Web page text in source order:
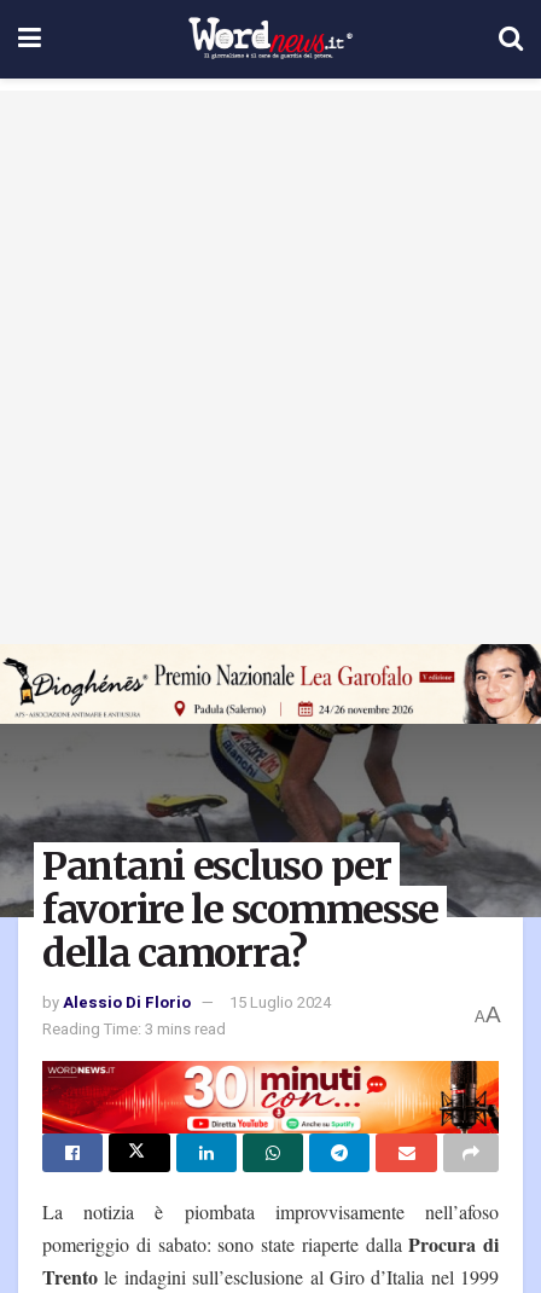
Pantani escluso per
favorire le scommesse
della camorra?
byAlessio Di Florio
15 Luglio 2024
Reading Time: 3 mins read
AA
La notizia è piombata improvvisamente nell’afoso
pomeriggio di sabato: sono state riaperte dallaProcura di
Trento le indagini sull’esclusione al Giro d’Italia nel 1999